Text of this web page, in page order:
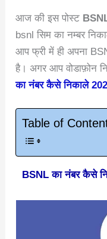
आज की इस पोस्ट
bsnl सिम का नम्बर
आप फ्री में ही अपना
है। अगर आप वोडाफ़ोन
का नंबर कैसे निकाले
Table of
BSNL का नंबर कैसे